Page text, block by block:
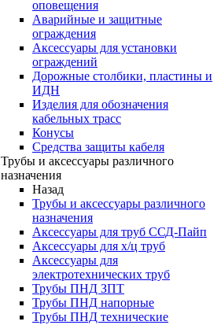
оповещения
Аварийные и защитные
ограждения
Аксессуары для установки
ограждений
Дорожные столбики, пластины и
ИДН
Изделия для обозначения
кабельных трасс
Конусы
Средства защиты кабеля
Трубы и аксессуары различного
назначения
Назад
Трубы и аксессуары различного
назначения
Аксессуары для труб ССД-Пайп
Аксессуары для х/ц труб
Аксессуары для
электротехнических труб
Трубы ПНД ЗПТ
Трубы ПНД напорные
Трубы ПНД технические